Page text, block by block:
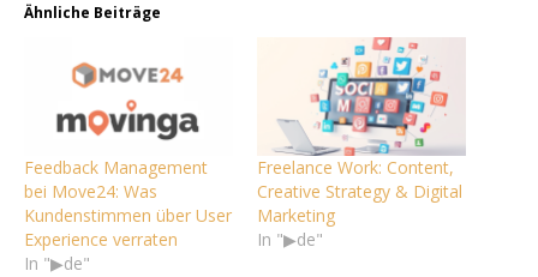
Ähnliche Beiträge
Feedback Management
bei Move24: Was
Kundenstimmen über User
Experience verraten
In "▶de"
Freelance Work: Content,
Creative Strategy & Digital
Marketing
In "▶de"